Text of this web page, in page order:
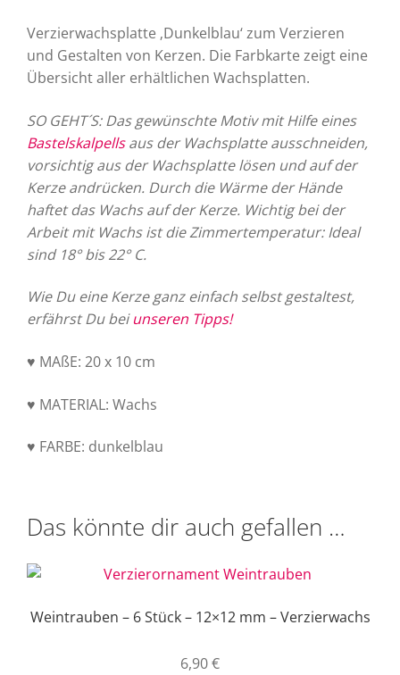
Verzierwachsplatte ‚Dunkelblau‘ zum Verzieren
und Gestalten von Kerzen. Die Farbkarte zeigt eine
Übersicht aller erhältlichen Wachsplatten.
SO GEHT´S: Das gewünschte Motiv mit Hilfe eines
Bastelskalpellsaus der Wachsplatte ausschneiden,
vorsichtig aus der Wachsplatte lösen und auf der
Kerze andrücken. Durch die Wärme der Hände
haftet das Wachs auf der Kerze. Wichtig bei der
Arbeit mit Wachs ist die Zimmertemperatur: Ideal
sind 18° bis 22° C.
Wie Du eine Kerze ganz einfach selbst gestaltest,
erfährst Du beiunseren Tipps!
♥ MAßE: 20 x 10 cm
♥ MATERIAL: Wachs
♥ FARBE: dunkelblau
Das könnte dir auch gefallen …
Weintrauben – 6 Stück – 12×12 mm – Verzierwachs
6,90€